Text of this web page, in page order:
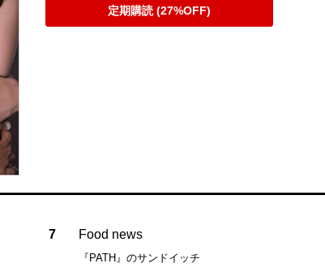
定期購読 (27%OFF)
7 Food news
『PATH』のサンドイッチ